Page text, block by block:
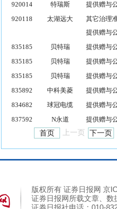
920014
特瑞斯
提供赠与
920118
太湖远大
其它治理
提供赠与
835185
贝特瑞
提供赠与
835185
贝特瑞
提供赠与
835185
贝特瑞
提供赠与
835892
中科美菱
提供赠与
834682
球冠电缆
提供赠与
837592
N永道 提供赠与
首页 上一页 下一页
版权所有 证券日报网 京
证券日报网所载文章、
证券日报社电话：010-